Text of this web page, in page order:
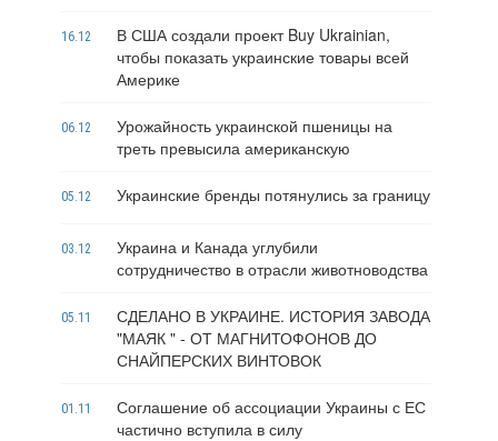
16.12
В США создали проект Buy Ukrainian,
чтобы показать украинские товары всей
Америке
06.12
Урожайность украинской пшеницы на
треть превысила американскую
05.12 Украинские бренды потянулись за границу
03.12
Украина и Канада углубили
сотрудничество в отрасли животноводства
05.11
СДЕЛАНО В УКРАИНЕ. ИСТОРИЯ ЗАВОДА
"МАЯК " - ОТ МАГНИТОФОНОВ ДО
СНАЙПЕРСКИХ ВИНТОВОК
01.11
Соглашение об ассоциации Украины с ЕС
частично вступила в силу